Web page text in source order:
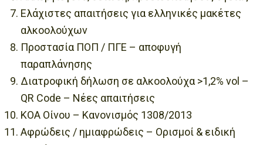
Ελάχιστες απαιτήσεις για ελληνικές μακέτες
αλκοολούχων
Προστασία ΠΟΠ / ΠΓΕ – αποφυγή
παραπλάνησης
Διατροφική δήλωση σε αλκοολούχα >1,2% vol –
QR Code – Νέες απαιτήσεις
ΚΟΑ Οίνου – Κανονισμός 1308/2013
Αφρώδεις / ημιαφρώδεις – Ορισμοί & ειδική